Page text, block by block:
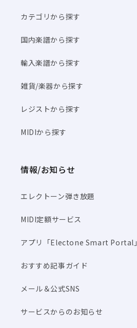
カテゴリから探す
国内楽譜から探す
輸入楽譜から探す
雑貨/楽器から探す
レジストから探す
MIDIから探す
情報/お知らせ
エレクトーン弾き放題
MIDI定額サービス
アプリ「Electone Smart Portal」
おすすめ記事ガイド
メール＆公式SNS
サービスからのお知らせ